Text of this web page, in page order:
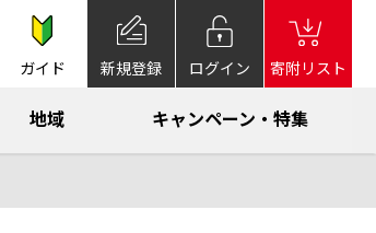
ガイド 新規登録 ログイン 寄附リスト
地域 キャンペーン・特集